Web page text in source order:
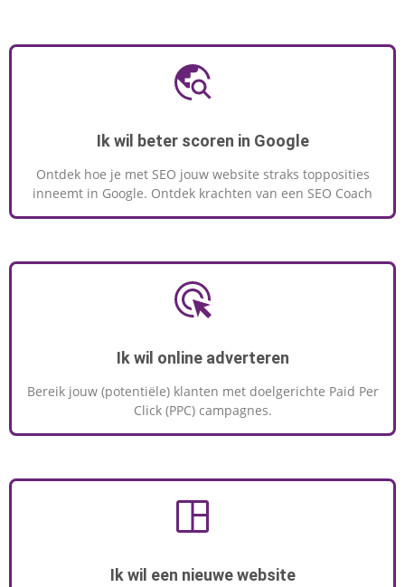
Ik wil beter scoren in Google
Ontdek hoe je met SEO jouw website straks topposities
inneemt in Google. Ontdek krachten van een SEO Coach
Ik wil online adverteren
Bereik jouw (potentiële) klanten met doelgerichte Paid Per
Click (PPC) campagnes.
Ik wil een nieuwe website